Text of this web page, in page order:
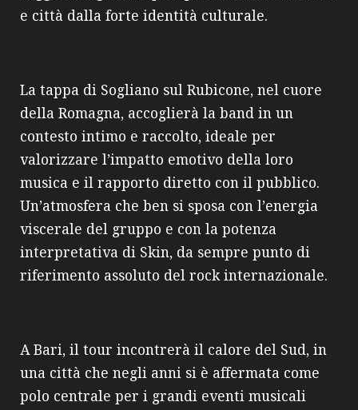
e città dalla forte identità culturale.
La tappa di Sogliano sul Rubicone, nel cuore
della Romagna, accoglierà la band in un
contesto intimo e raccolto, ideale per
valorizzare l’impatto emotivo della loro
musica e il rapporto diretto con il pubblico.
Un’atmosfera che ben si sposa con l’energia
viscerale del gruppo e con la potenza
interpretativa di Skin, da sempre punto di
riferimento assoluto del rock internazionale.
A Bari, il tour incontrerà il calore del Sud, in
una città che negli anni si è affermata come
polo centrale per i grandi eventi musicali